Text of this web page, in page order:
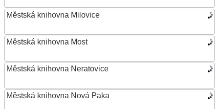
Městská knihovna Milovice
Městská knihovna Most
Městská knihovna Neratovice
Městská knihovna Nová Paka